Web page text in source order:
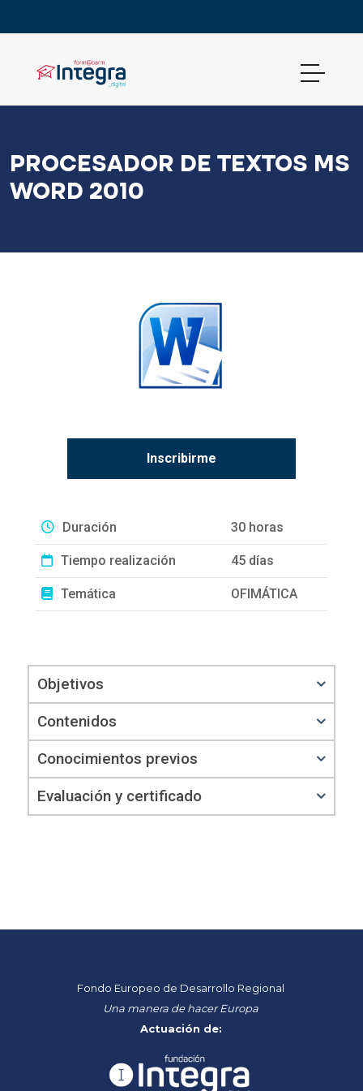
PROCESADOR DE TEXTOS MS
WORD 2010
Inscribirme
Duración 30 horas
Tiempo realización 45 días
Temática OFIMÁTICA
Objetivos
Contenidos
Conocimientos previos
Evaluación y certificado
Fondo Europeo de Desarrollo Regional
Una manera de hacer Europa
Actuación de: